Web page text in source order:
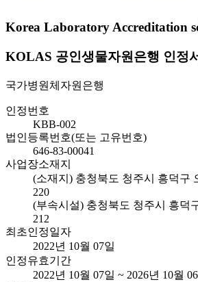
Korea Laboratory Accreditation
KOLAS 공인생물자원은행 인정
국가병원체자원은행
인정번호
KBB-002
법인등록번호(또는 고유번호)
646-83-00041
사업장소재지
(소재지) 충청북도 청주시 흥덕구
220
(부속시설) 충청북도 청주시 흥덕
212
최초인정일자
2022년 10월 07일
인정유효기간
2022년 10월 07일 ~ 2026년 10월